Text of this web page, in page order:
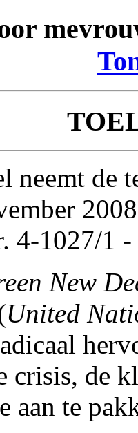
neemt de
4-1027/1
New
United
crisis, de
aan te